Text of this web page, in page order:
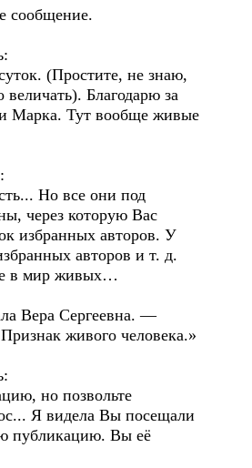
сообщение.
(Простите, не знаю,
величать). Благодарю за
Марка. Тут вообще живые
Но все они под
через которую Вас
избранных авторов. У
авторов и т. д.
в мир живых…
Вера Сергеевна. —
живого человека.»
но позвольте
Я видела Вы посещали
публикацию. Вы её